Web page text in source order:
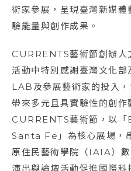
術家參展，呈現臺灣新媒
驗能量與創作成果。
CURRENTS藝術節創辦
活動中特別感謝臺灣文化
LAB及參展藝術家的投入
帶來多元且具實驗性的創作
CURRENTS藝術節，以
Santa Fe」為核心展場，
原住民藝術學院（IAIA）
演出與論壇活動促進國際科